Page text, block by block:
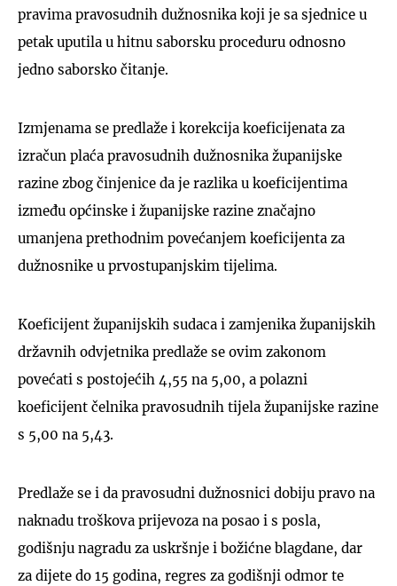
pravima pravosudnih dužnosnika koji je sa sjednice u
petak uputila u hitnu saborsku proceduru odnosno
jedno saborsko čitanje.
Izmjenama se predlaže i korekcija koeficijenata za
izračun plaća pravosudnih dužnosnika županijske
razine zbog činjenice da je razlika u koeficijentima
između općinske i županijske razine značajno
umanjena prethodnim povećanjem koeficijenta za
dužnosnike u prvostupanjskim tijelima.
Koeficijent županijskih sudaca i zamjenika županijskih
državnih odvjetnika predlaže se ovim zakonom
povećati s postojećih 4,55 na 5,00, a polazni
koeficijent čelnika pravosudnih tijela županijske razine
s 5,00 na 5,43.
Predlaže se i da pravosudni dužnosnici dobiju pravo na
naknadu troškova prijevoza na posao i s posla,
godišnju nagradu za uskršnje i božićne blagdane, dar
za dijete do 15 godina, regres za godišnji odmor te